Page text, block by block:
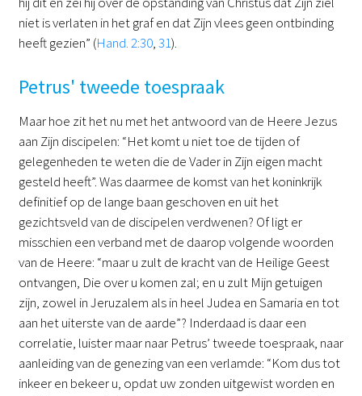
niet is verlaten in het graf en dat Zijn vlees geen ontbinding
heeft gezien” (Hand. 2:30,31).
Petrus' tweede toespraak
Maar hoe zit het nu met het antwoord van de Heere Jezus
aan Zijn discipelen: “Het komt u niet toe de tijden of
gelegenheden te weten die de Vader in Zijn eigen macht
gesteld heeft”. Was daarmee de komst van het koninkrijk
definitief op de lange baan geschoven en uit het
gezichtsveld van de discipelen verdwenen? Of ligt er
misschien een verband met de daarop volgende woorden
van de Heere: “maar u zult de kracht van de Heilige Geest
ontvangen, Die over u komen zal; en u zult Mijn getuigen
zijn, zowel in Jeruzalem als in heel Judea en Samaria en tot
aan het uiterste van de aarde”? Inderdaad is daar een
correlatie, luister maar naar Petrus’ tweede toespraak, naar
aanleiding van de genezing van een verlamde: “Kom dus tot
inkeer en bekeer u, opdat uw zonden uitgewist worden en